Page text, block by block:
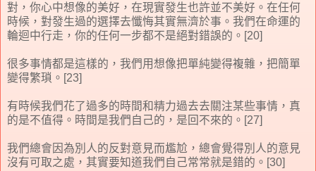
對，你心中想像的美好，在現實發生也許並不美好。在任何
時候，對發生過的選擇去懺悔其實無濟於事。我們在命運的
輪迴中行走，你的任何一步都不是絕對錯誤的。[20]
很多事情都是這樣的，我們用想像把單純變得複雜，把簡單
變得繁瑣。[23]
有時候我們花了過多的時間和精力過去去關注某些事情，真
的是不值得。時間是我們自己的，是回不來的。[27]
我們總會因為別人的反對意見而尷尬，總會覺得別人的意見
沒有可取之處，其實要知道我們自己常常就是錯的。[30]